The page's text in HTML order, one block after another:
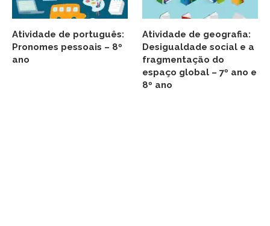
Atividade de português:
Pronomes pessoais – 8º
ano
Atividade de geografia:
Desigualdade social e a
fragmentação do
espaço global – 7º ano e
8º ano